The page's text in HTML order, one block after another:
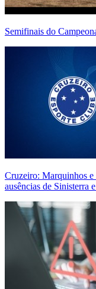
Semifinais do
Cruzeiro: Marquinhos e
ausências de Sinisterra